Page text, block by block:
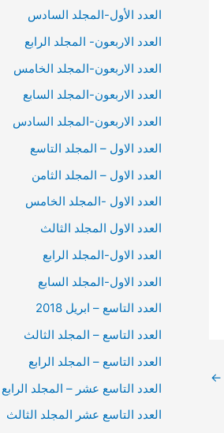
←
العدد الأول-المجلد السادس
العدد الاربعون- المجلد الرابع
العدد الاربعون-المجلد الخامس
العدد الاربعون-المجلد السابع
العدد الاربعون-المجلد السادس
العدد الاول – المجلد التاسع
العدد الاول – المجلد الثامن
العدد الاول -المجلد الخامس
العدد الاول المجلد الثالث
العدد الاول-المجلد الرابع
العدد الاول-المجلد السابع
العدد التاسع – ابريل 2018
العدد التاسع – المجلد الثالث
العدد التاسع – المجلد الرابع
العدد التاسع عشر – المجلد الرابع
العدد التاسع عشر المجلد الثالث